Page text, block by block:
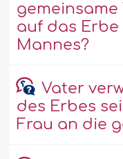
auf das
Mannes?
Vater
des Erbes
Frau an die